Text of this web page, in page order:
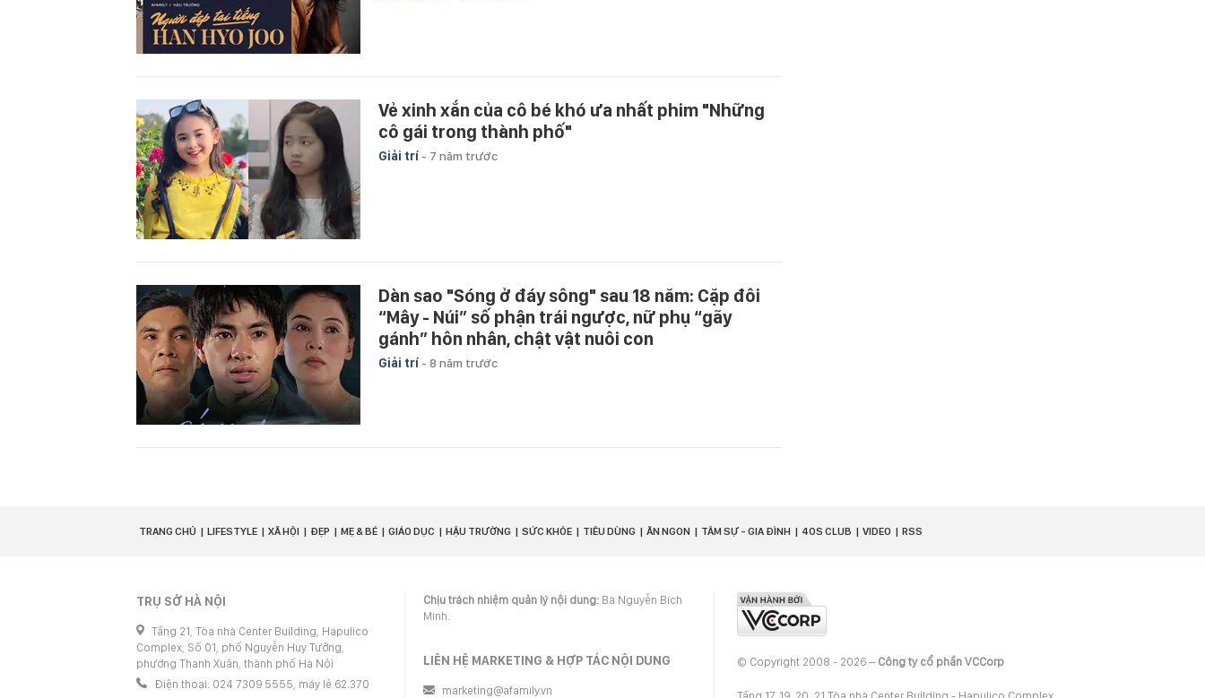
Vẻ xinh xắn của cô bé khó ưa nhất phim "Những
cô gái trong thành phố"
Giải trí - 7 năm trước
Dàn sao "Sóng ở đáy sông" sau 18 năm: Cặp đôi
“Mây - Núi” số phận trái ngược, nữ phụ “gãy
gánh” hôn nhân, chật vật nuôi con
Giải trí - 8 năm trước
TRANG CHỦ LIFESTYLE XÃ HỘI ĐẸP MẸ & BÉ GIÁO DỤC HẬU TRƯỜNG SỨC KHỎE TIÊU DÙNG ĂN NGON TÂM SỰ - GIA ĐÌNH 40S CLUB VIDEO RSS
TRỤ SỞ HÀ NỘI
Tầng 21, Tòa nhà Center Building, Hapulico
Complex, Số 01, phố Nguyễn Huy Tưởng,
phường Thanh Xuân, thành phố Hà Nội
Điện thoại: 024 7309 5555, máy lẻ 62.370
Chịu trách nhiệm quản lý nội dung: Bà Nguyễn Bích
Minh.
LIÊN HỆ MARKETING & HỢP TÁC NỘI DUNG
marketing@afamily.vn
© Copyright 2008 - 2026 – Công ty cổ phần VCCorp